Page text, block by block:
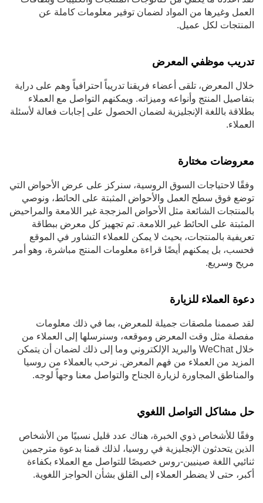
العمل وغيرها من المواد لضمان توفير معلومات كاملة عن
المنتجات لكل عميل.
تدريب موظفي المعرض
خلال المعرض، تلقى أعضاء فريقنا تدريباً احترافياً وهم على دراية
بتفاصيل المنتج وأنواعه وميزاته. ويمكنهم التواصل مع العملاء
بطلاقة باللغة الإنجليزية لضمان الحصول على إجابات فعالة لأسئلة
العملاء.
معروضات مختارة
وفقًا لاحتياجات السوق الروسية، سنركز على عرض الأحواض التي
توضع فوق سطح العمل والأحواض المثبتة على الحائط، ونوصي
بالمنتجات الشائعة مثل الأحواض المزججة غير اللامعة والمراحيض
المثبتة على الحائط غير اللامعة. تم تجهيز كل معرض ببطاقة
تعريفية بالمنتجات، بحيث لا يمكن للعملاء التشاور في الموقع
فحسب، بل يمكنهم أيضًا قراءة معلومات المنتج مباشرة، وهو أمر
مريح وسريع.
دعوة العملاء للزيارة
لقد صممنا ملصقات جميلة للمعرض، بما في ذلك معلومات
مفصلة مثل وقت المعرض وموقعه، وسنرسلها إلى العملاء من
خلال WeChat والبريد الإلكتروني وما إلى ذلك لضمان أن يتمكن
المزيد من العملاء من فهم المعرض. نرحب بالعملاء من روسيا
والمناطق المجاورة لزيارة الجناح والتواصل معنا وجهاً لوجه.
حل مشاكل التواصل اللغوي
وفقًا للأشخاص ذوي الخبرة، هناك عدد قليل نسبيًا من الأشخاص
الذين يتحدثون الإنجليزية في روسيا، لذلك قمنا بدعوة مترجمين
ثنائيي اللغة صينيين-روس خصيصًا للتواصل مع العملاء بكفاءة
أكبر، حتى لا يضطر العملاء إلى القلق بشأن الحواجز اللغوية.